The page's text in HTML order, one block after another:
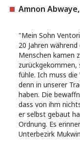
Amnon
"Mein Sohn
20 Jahren
Menschen kamen
fühle. Ich muss
denn in unserer
haben. Die
dass von ihm
er selbst gebaut
Ordnung. Es
Unterbezirk